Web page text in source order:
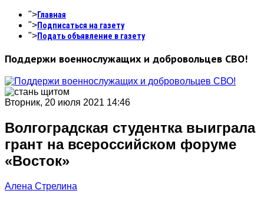
">Главная
">Подписаться на газету
">Подать объявление в газету
Поддержи военнослужащих и добровольцев СВО!
Вторник, 20 июля 2021 14:46
Волгоградская студентка выиграла
грант на всероссийском форуме
«Восток»
Алена Стрелина